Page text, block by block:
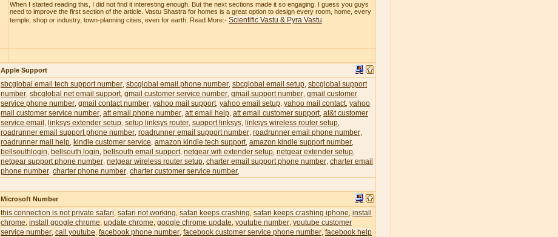
When I started reading this, I did not find it interesting enough. But the next sections made it so engaging. I guess you guys
need to improve the first section of the article. Vastu Shastra for homes is a great option to design every room, home, every
temple, shop or industry, town-planning cities, even for earth. Read More:- Scientific Vastu & Pyra Vastu
Apple Support
sbcglobal email tech support number sbcglobal email phone number sbcglobal email setup sbcglobal support
number sbcglobal net email support, gmail customer service number gmail support number gmail customer
service phone number gmail contact number yahoo mail support, yahoo email setup yahoo mail contact, yahoo
mail customer service number att email phone number att email help att email customer support, at&t customer
service email
linksys extender setup setup linksys router support linksys linksys wireless router setup
roadrunner email support phone number roadrunner email support number roadrunner email phone number
roadrunner mail help kindle customer service amazon kindle tech support, amazon kindle support number
bellsouthlogin bellsouth login bellsouth email support, netgear wifi extender setup netgear extender setup
netgear support phone number netgear wireless router setup charter email support phone number charter email
phone number charter phone number charter customer service number
Microsoft Number
this connection is not private safari safari not working safari keeps crashing safari keeps crashing iphone install
chrome install google chrome update chrome google chrome update youtube number youtube customer
service number call youtube facebook phone number facebook customer service phone number facebook help